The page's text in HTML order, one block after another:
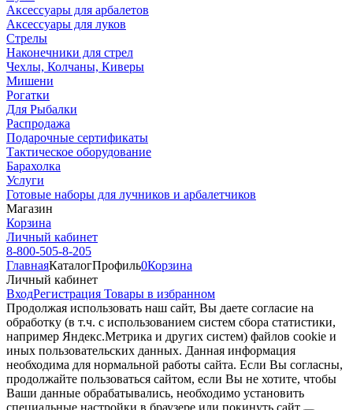
Аксессуары для арбалетов
Аксессуары для луков
Стрелы
Наконечники для стрел
Чехлы, Колчаны, Киверы
Мишени
Рогатки
Для Рыбалки
Распродажа
Подарочные сертификаты
Тактическое оборудование
Барахолка
Услуги
Готовые наборы для лучников и арбалетчиков
Магазин
Корзина
Личный кабинет
8-800-505-8-205
ГлавнаяКаталогПрофиль0Корзина
Личный кабинет
ВходРегистрация Товары в избранном
Продолжая использовать наш cайт, Вы даете согласие на
обработку (в т.ч. с использованием систем сбора статистики,
например Яндекс.Метрика и других систем) файлов cookie и
иных пользовательских данных. Данная информация
необходима для нормальной работы сайта. Если Вы согласны,
продолжайте пользоваться сайтом, если Вы не хотите, чтобы
Ваши данные обрабатывались, необходимо установить
специальные настройки в браузере или покинуть сайт.